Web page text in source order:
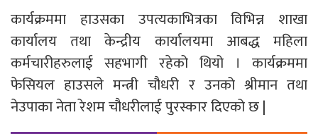
कार्यक्रममा हाउसका उपत्यकाभित्रका विभिन्न शाखा
कार्यालय तथा केन्द्रीय कार्यालयमा आबद्ध महिला
कर्मचारीहरुलाई सहभागी रहेको थियो । कार्यक्रममा
फेसियल हाउसले मन्त्री चौधरी र उनको श्रीमान तथा
नेउपाका नेता रेशम चौधरीलाई पुरस्कार दिएको छ |